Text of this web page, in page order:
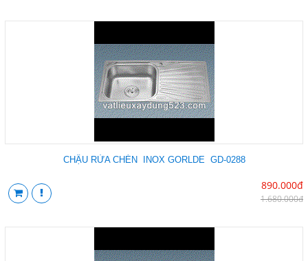
CHẬU RỬA CHÉN INOX GORLDE GD-0288
890.000đ
1.680.000đ